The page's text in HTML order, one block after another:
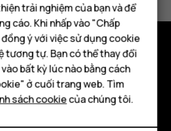
thông minh
phổ thông
trải nghiệm của bạn và để
cáo. Khi nhấp vào "Chấp
ý với việc sử dụng cookie
tương tự. Bạn có thể thay đổi
bất kỳ lúc nào bằng cách
ở cuối trang web. Tìm
sách cookiecủa chúng tôi.